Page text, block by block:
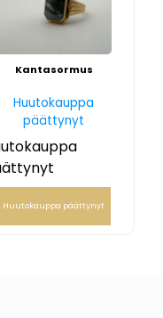
Kantasormus
Huutokauppa
päättynyt
Huutokauppa päättynyt